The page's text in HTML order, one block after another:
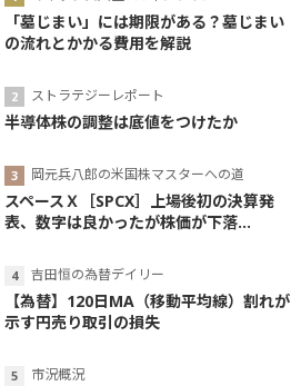
「墓じまい」には期限がある？墓じまい
の流れとかかる費用を解説
ストラテジーレポート
半導体株の調整は底値をつけたか
岡元兵八郎の米国株マスターへの道
スペースＸ［SPCX］上場後初の決算発
表、数字は良かったが株価が下落...
吉田恒の為替デイリー
【為替】120日MA（移動平均線）割れが
示す円売り取引の損失
市況概況